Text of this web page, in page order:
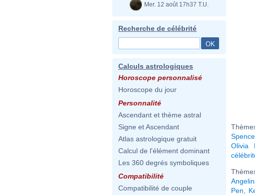
Mer. 12 août 17h37 T.U.
Recherche de célébrité
Calculs astrologiques
Horoscope personnalisé
Horoscope du jour
Personnalité
Ascendant et thème astral
Signe et Ascendant
Atlas astrologique gratuit
Calcul de l'élément dominant
Les 360 degrés symboliques
Compatibilité
Compatibilité de couple
Olivia
Pen